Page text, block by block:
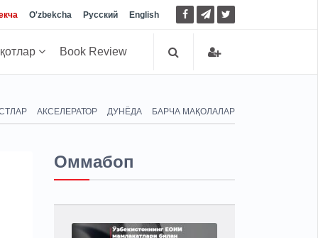
O'zbekcha Русский English
Book Review
АКСЕЛЕРАТОР ДУНЁДА БАРЧА МАҚОЛАЛАР
Оммабоп